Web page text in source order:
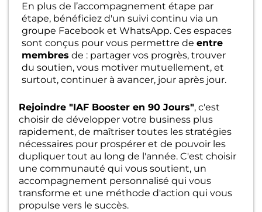
En plus de l’accompagnement étape par
étape, bénéficiez d'un suivi continu via un
groupe Facebook et WhatsApp. Ces espaces
sont conçus pour vous permettre de entre
membres de : partager vos progrès, trouver
du soutien, vous motiver mutuellement, et
surtout, continuer à avancer, jour après jour.
Rejoindre "IAF Booster en 90 Jours", c'est
choisir de développer votre business plus
rapidement, de maîtriser toutes les stratégies
nécessaires pour prospérer et de pouvoir les
dupliquer tout au long de l'année. C'est choisir
une communauté qui vous soutient, un
accompagnement personnalisé qui vous
transforme et une méthode d'action qui vous
propulse vers le succès.